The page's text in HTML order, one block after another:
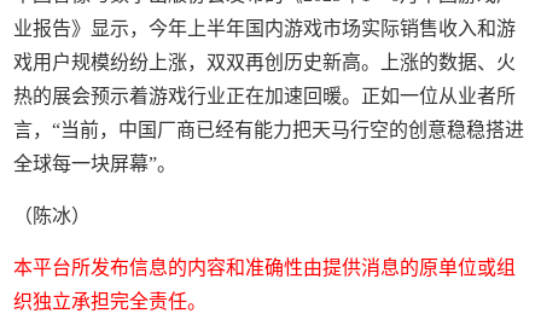
业报告》显示，今年上半年国内游戏市场实际销售收入和游
戏用户规模纷纷上涨，双双再创历史新高。上涨的数据、火
热的展会预示着游戏行业正在加速回暖。正如一位从业者所
言，“当前，中国厂商已经有能力把天马行空的创意稳稳搭进
全球每一块屏幕”。
（陈冰）
本平台所发布信息的内容和准确性由提供消息的原单位或组
织独立承担完全责任。